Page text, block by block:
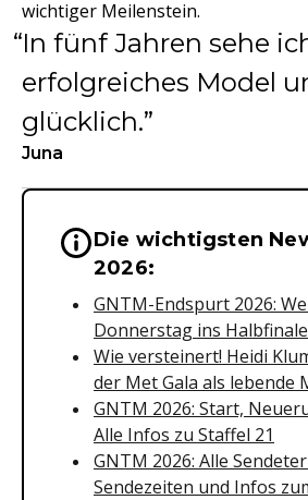
wichtiger Meilenstein.
In fünf Jahren sehe
erfolgreiches Model
glücklich.
Juna
Wichtige Hinweise
Die wichtigsten
2026:
GNTM-Endspurt 2026:
Donnerstag ins
Wie versteinert! Heidi
der Met Gala als lebende
GNTM 2026: Start,
Alle Infos zu Staffel 21
GNTM 2026: Alle
Sendezeiten und Infos